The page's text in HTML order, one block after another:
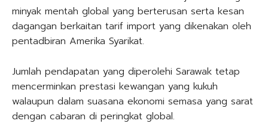
minyak mentah global yang berterusan serta kesan
dagangan berkaitan tarif import yang dikenakan oleh
pentadbiran Amerika Syarikat.
Jumlah pendapatan yang diperolehi Sarawak tetap
mencerminkan prestasi kewangan yang kukuh
walaupun dalam suasana ekonomi semasa yang sarat
dengan cabaran di peringkat global.